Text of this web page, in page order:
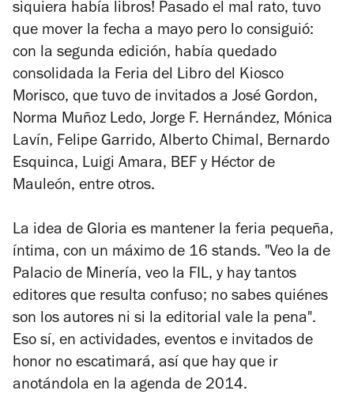
siquiera había libros! Pasado el mal rato, tuvo
que mover la fecha a mayo pero lo consiguió:
con la segunda edición, había quedado
consolidada la Feria del Libro del Kiosco
Morisco, que tuvo de invitados a José Gordon,
Norma Muñoz Ledo, Jorge F. Hernández, Mónica
Lavín, Felipe Garrido, Alberto Chimal, Bernardo
Esquinca, Luigi Amara, BEF y Héctor de
Mauleón, entre otros.
La idea de Gloria es mantener la feria pequeña,
íntima, con un máximo de 16 stands. "Veo la de
Palacio de Minería, veo la FIL, y hay tantos
editores que resulta confuso; no sabes quiénes
son los autores ni si la editorial vale la pena".
Eso sí, en actividades, eventos e invitados de
honor no escatimará, así que hay que ir
anotándola en la agenda de 2014.